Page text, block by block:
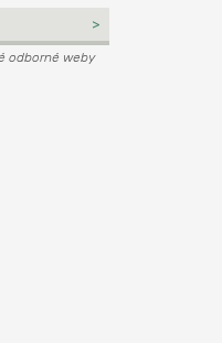
odborné weby